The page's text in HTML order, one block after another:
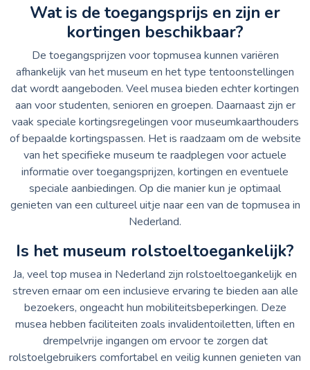
Wat is de toegangsprijs en zijn er
kortingen beschikbaar?
De toegangsprijzen voor topmusea kunnen variëren
afhankelijk van het museum en het type tentoonstellingen
dat wordt aangeboden. Veel musea bieden echter kortingen
aan voor studenten, senioren en groepen. Daarnaast zijn er
vaak speciale kortingsregelingen voor museumkaarthouders
of bepaalde kortingspassen. Het is raadzaam om de website
van het specifieke museum te raadplegen voor actuele
informatie over toegangsprijzen, kortingen en eventuele
speciale aanbiedingen. Op die manier kun je optimaal
genieten van een cultureel uitje naar een van de topmusea in
Nederland.
Is het museum rolstoeltoegankelijk?
Ja, veel top musea in Nederland zijn rolstoeltoegankelijk en
streven ernaar om een inclusieve ervaring te bieden aan alle
bezoekers, ongeacht hun mobiliteitsbeperkingen. Deze
musea hebben faciliteiten zoals invalidentoiletten, liften en
drempelvrije ingangen om ervoor te zorgen dat
rolstoelgebruikers comfortabel en veilig kunnen genieten van